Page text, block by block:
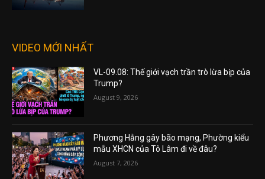
VIDEO MỚI NHẤT
VL-09.08: Thế giới vạch trần trò lừa bịp của
Trump?
August 9, 2026
Phương Hằng gây bão mạng, Phường kiểu
mẫu XHCN của Tô Lâm đi về đâu?
August 7, 2026